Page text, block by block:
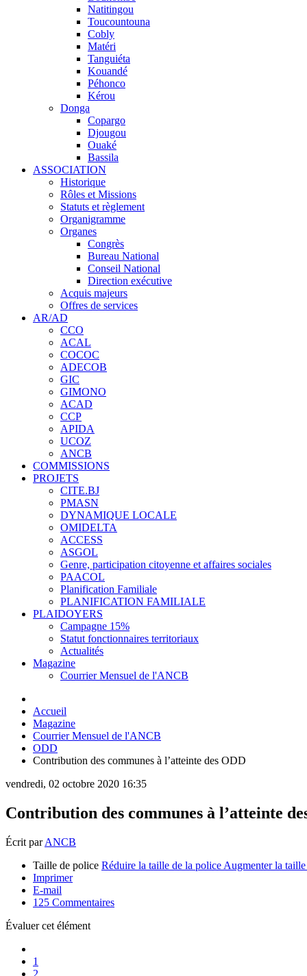
Natitingou
Toucountouna
Cobly
Matéri
Tanguiéta
Kouandé
Péhonco
Kérou
Donga
Copargo
Djougou
Ouaké
Bassila
ASSOCIATION
Historique
Rôles et Missions
Statuts et règlement
Organigramme
Organes
Congrès
Bureau National
Conseil National
Direction exécutive
Acquis majeurs
Offres de services
AR/AD
CCO
ACAL
COCOC
ADECOB
GIC
GIMONO
ACAD
CCP
APIDA
UCOZ
ANCB
COMMISSIONS
PROJETS
CITE.BJ
PMASN
DYNAMIQUE LOCALE
OMIDELTA
ACCESS
ASGOL
Genre, participation citoyenne et affaires sociales
PAACOL
Planification Familiale
PLANIFICATION FAMILIALE
PLAIDOYERS
Campagne 15%
Statut fonctionnaires territoriaux
Actualités
Magazine
Courrier Mensuel de l'ANCB
Accueil
Magazine
Courrier Mensuel de l'ANCB
ODD
Contribution des communes à l’atteinte des ODD
vendredi, 02 octobre 2020 16:35
Contribution des communes à l’atteinte
Écrit parANCB
Taille de police Réduire la taille de la police Augmenter la
Imprimer
E-mail
125 Commentaires
Évaluer cet élément
1
2